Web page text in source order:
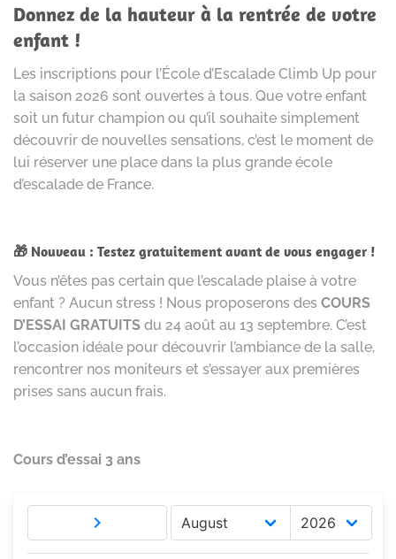
Donnez de la hauteur à la rentrée de votre
enfant !
Les inscriptions pour l’École d’Escalade Climb Up pour
la saison 2026 sont ouvertes à tous. Que votre enfant
soit un futur champion ou qu’il souhaite simplement
découvrir de nouvelles sensations, c’est le moment de
lui réserver une place dans la plus grande école
d’escalade de France.
🎁 Nouveau : Testez gratuitement avant de vous engager !
Vous n’êtes pas certain que l’escalade plaise à votre
enfant ? Aucun stress ! Nous proposerons des COURS
D’ESSAI GRATUITS du 24 août au 13 septembre. C’est
l’occasion idéale pour découvrir l’ambiance de la salle,
rencontrer nos moniteurs et s’essayer aux premières
prises sans aucun frais.
Cours d’essai 3 ans